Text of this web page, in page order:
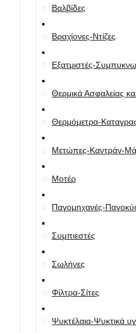
Βαλβίδες
Βραχίονες-Ντίζες
Εξατμιστές-
Θερμικά Ασφαλείας
Θερμόμετρα-
Μετώπες-Καντράν-
Μοτέρ
Παγομηχανές-
Συμπιεστές
Σωλήνες
Φίλτρα-Σίτες
Ψυκτέλαια-Ψυκτικά